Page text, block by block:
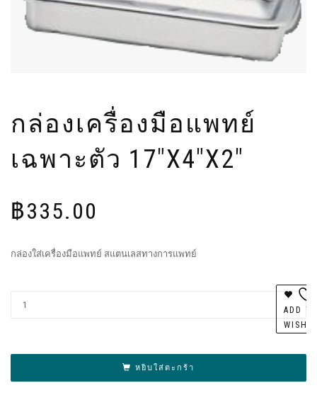
กล่องเครื่องมือแพทย์
เฉพาะตัว 17″X4″X2″
฿335.00
กล่องใส่เครื่องมือแพทย์ สแตนเลสทางการแพทย์
หยิบใส่ตะกร้า
ADD